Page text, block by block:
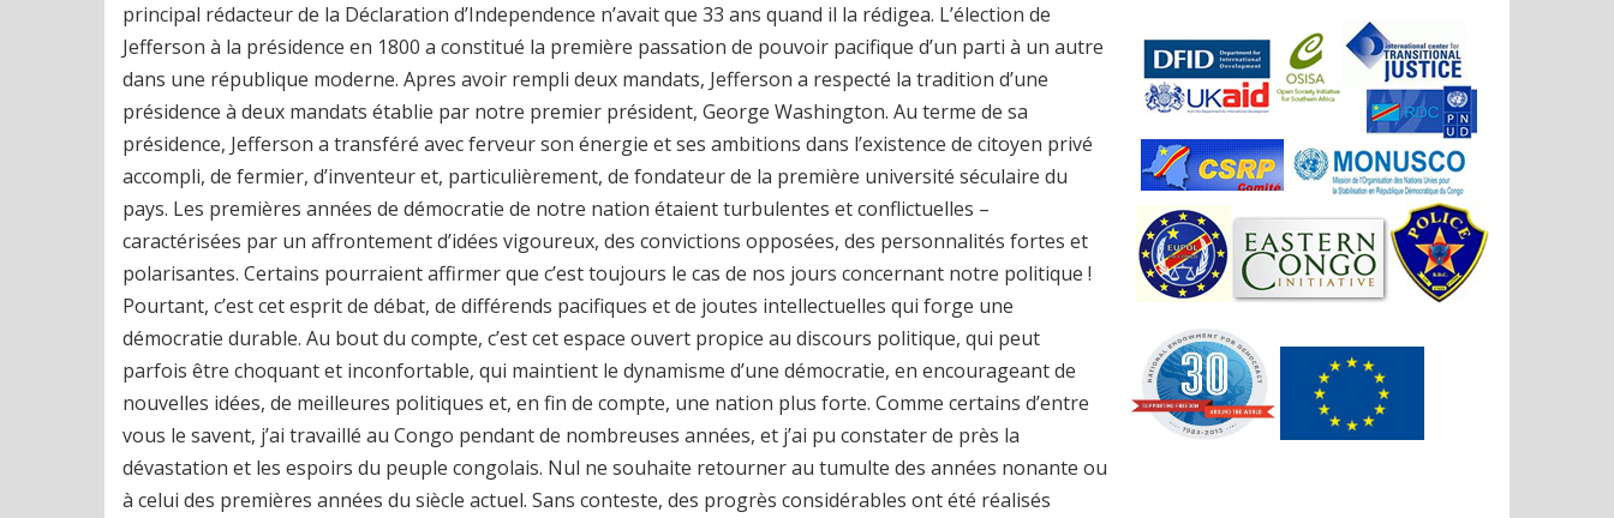
principal rédacteur de la Déclaration d’Independence n’avait que 33 ans quand il la rédigea. L’élection de
Jefferson à la présidence en 1800 a constitué la première passation de pouvoir pacifique d’un parti à un autre
dans une république moderne. Apres avoir rempli deux mandats, Jefferson a respecté la tradition d’une
présidence à deux mandats établie par notre premier président, George Washington. Au terme de sa
présidence, Jefferson a transféré avec ferveur son énergie et ses ambitions dans l’existence de citoyen privé
accompli, de fermier, d’inventeur et, particulièrement, de fondateur de la première université séculaire du
pays. Les premières années de démocratie de notre nation étaient turbulentes et conflictuelles –
caractérisées par un affrontement d’idées vigoureux, des convictions opposées, des personnalités fortes et
polarisantes. Certains pourraient affirmer que c’est toujours le cas de nos jours concernant notre politique !
Pourtant, c’est cet esprit de débat, de différends pacifiques et de joutes intellectuelles qui forge une
démocratie durable. Au bout du compte, c’est cet espace ouvert propice au discours politique, qui peut
parfois être choquant et inconfortable, qui maintient le dynamisme d’une démocratie, en encourageant de
nouvelles idées, de meilleures politiques et, en fin de compte, une nation plus forte. Comme certains d’entre
vous le savent, j’ai travaillé au Congo pendant de nombreuses années, et j’ai pu constater de près la
dévastation et les espoirs du peuple congolais. Nul ne souhaite retourner au tumulte des années nonante ou
à celui des premières années du siècle actuel. Sans conteste, des progrès considérables ont été réalisés